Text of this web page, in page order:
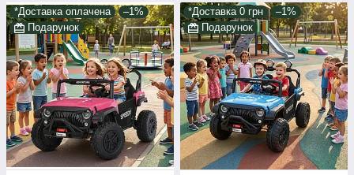
*Доставка оплачена
–1%
Подарунок
*Доставка 0 грн
–1%
Подарунок